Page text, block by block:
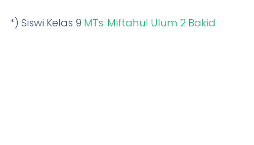
*) Siswi Kelas 9 MTs. Miftahul Ulum 2 Bakid